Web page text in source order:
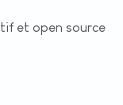
et open source